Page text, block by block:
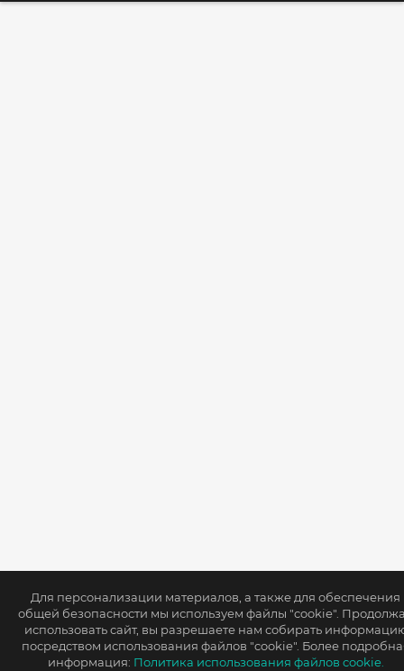
Для персонализации материалов, а также для обеспечения
общей безопасности мы используем файлы "cookie".
использовать сайт, вы разрешаете нам собирать
посредством использования файлов "cookie". Более
информация: Политика использования файлов cookie.